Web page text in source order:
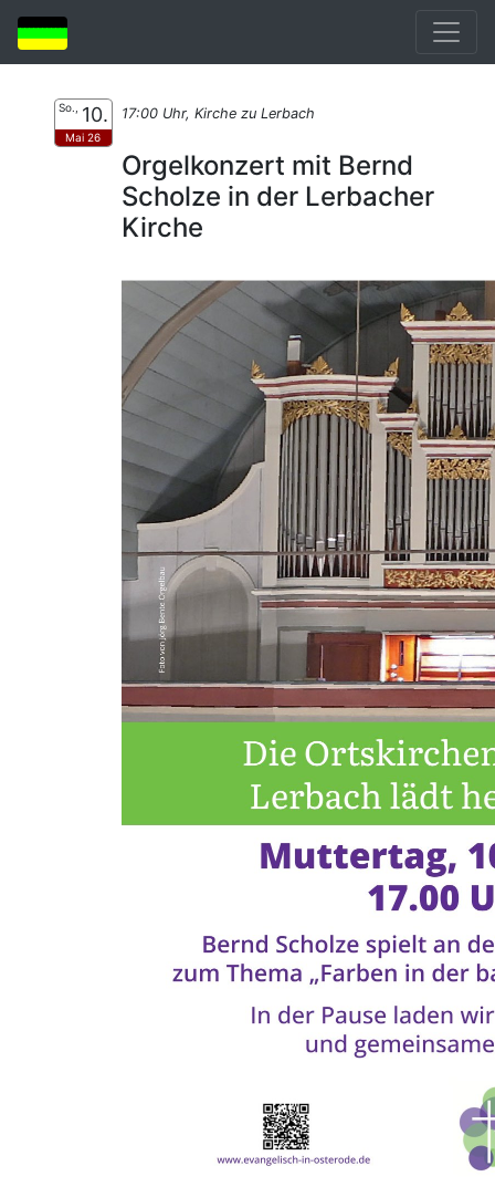
So., 10.
Mai 26
17:00 Uhr, Kirche zu Lerbach
Orgelkonzert mit Bernd
Scholze in der Lerbacher
Kirche